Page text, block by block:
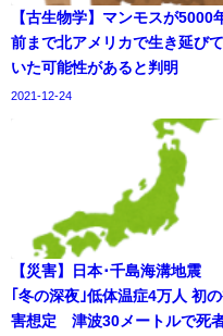
【古生物学】マンモスが5000
前まで北アメリカで生き延びて
いた可能性があると判明
2021-12-24
【災害】日本･千島海溝地震
｢冬の深夜｣低体温症4万人 初
害想定 津波30メートルで死